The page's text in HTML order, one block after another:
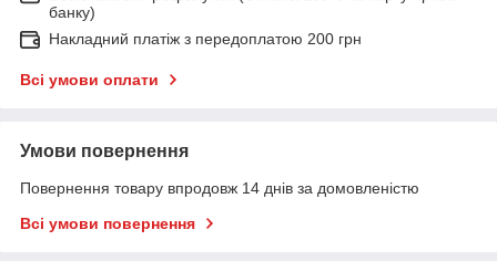
банку)
Накладний платіж з передоплатою 200 грн
Всі умови оплати
Умови повернення
Повернення товару впродовж 14 днів за домовленістю
Всі умови повернення